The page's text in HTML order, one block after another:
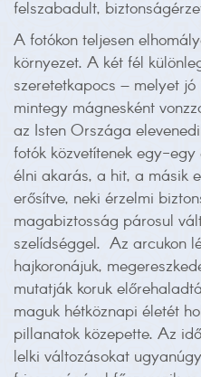
felszabadult,
A fotókon teljesen
környezet. A két fél
szeretetkapocs – melyet
mintegy mágnesként
az Isten Országa
fotók közvetítenek egy-
élni akarás, a hit, a másik
erősítve, neki érzelmi
magabiztosság párosul
szelídséggel. Az arcukon
hajkoronájuk,
mutatják koruk
maguk hétköznapi életét
pillanatok közepette. Az
lelki változásokat